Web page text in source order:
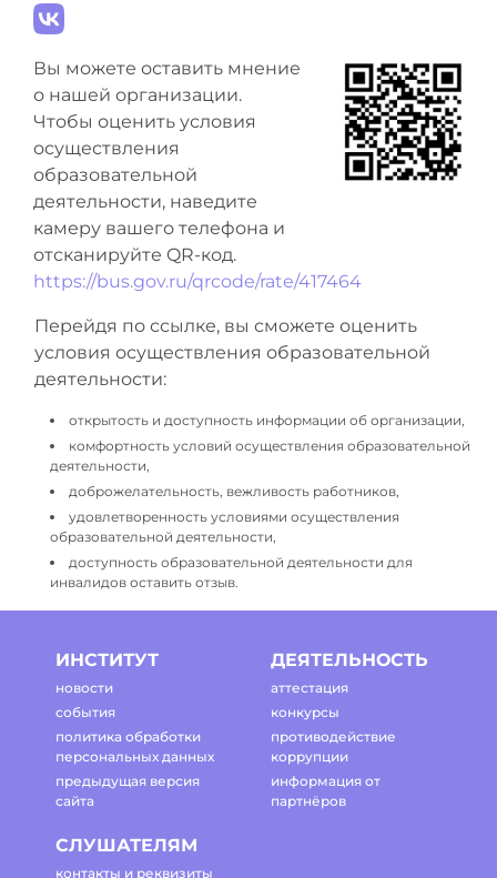
Вы можете оставить мнение
о нашей организации.
Чтобы оценить условия
осуществления
образовательной
деятельности, наведите
камеру вашего телефона и
отсканируйте QR-код.
https://bus.gov.ru/qrcode/rate/417464
Перейдя по ссылке, вы сможете оценить
условия осуществления образовательной
деятельности:
открытость и доступность информации об организации,
комфортность условий осуществления образовательной
деятельности,
доброжелательность, вежливость работников,
удовлетворенность условиями осуществления
образовательной деятельности,
доступность образовательной деятельности для
инвалидов оставить отзыв.
ИНСТИТУТ
новости
события
политика обработки
персональных данных
предыдущая версия
сайта
ДЕЯТЕЛЬНОСТЬ
аттестация
конкурсы
противодействие
коррупции
информация от
партнёров
СЛУШАТЕЛЯМ
контакты и реквизиты